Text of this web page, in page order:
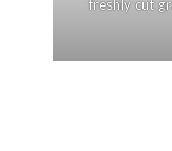
freshly cut